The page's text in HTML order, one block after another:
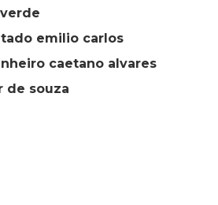
verde
emilio carlos
caetano alvares
de souza